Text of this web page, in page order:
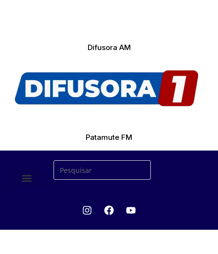
Difusora AM
Patamute FM